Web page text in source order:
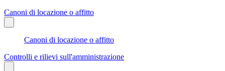
Canoni di locazione o affitto
Canoni di locazione o affitto
Controlli e rilievi sull'amministrazione